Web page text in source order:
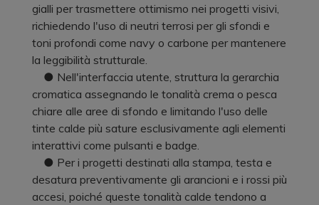
gialli per trasmettere ottimismo nei progetti visivi,
richiedendo l'uso di neutri terrosi per gli sfondi e
toni profondi come navy o carbone per mantenere
la leggibilità strutturale.
● Nell'interfaccia utente, struttura la gerarchia
cromatica assegnando le tonalità crema o pesca
chiare alle aree di sfondo e limitando l'uso delle
tinte calde più sature esclusivamente agli elementi
interattivi come pulsanti e badge.
● Per i progetti destinati alla stampa, testa e
desatura preventivamente gli arancioni e i rossi più
accesi, poiché queste tonalità calde tendono a